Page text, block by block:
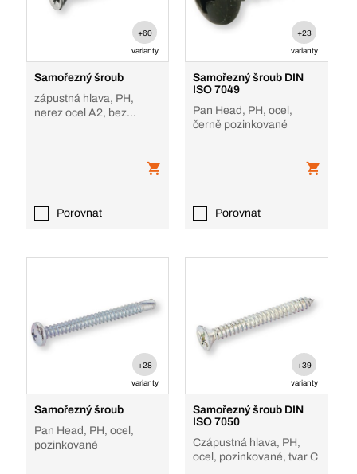
+60
varianty
Samořezný šroub
zápustná hlava, PH,
nerez ocel A2, bez
Porovnat
+23
varianty
Samořezný šroub DIN
ISO 7049
Pan Head, PH, ocel,
černě pozinkované
Porovnat
+28
varianty
Samořezný šroub
Pan Head, PH, ocel,
pozinkované
+39
varianty
Samořezný šroub DIN
ISO 7050
Czápustná hlava, PH,
ocel, pozinkované, tvar C